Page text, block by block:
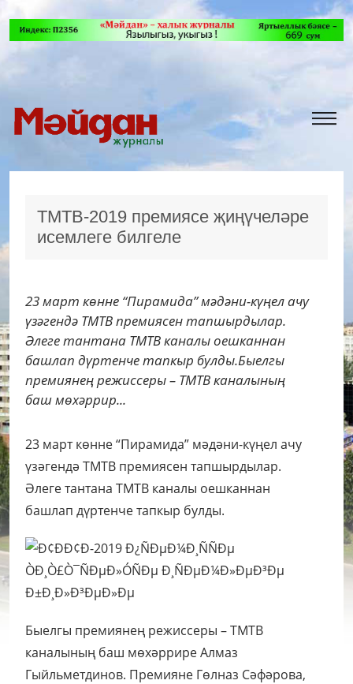
ТМТВ-2019 премиясе җиңүчеләре
исемлеге билгеле
23 март көнне “Пирамида” мәдәни-күңел ачу
үзәгендә ТМТВ премиясен тапшырдылар.
Әлеге тантана ТМТВ каналы оешканнан
башлап дүртенче тапкыр булды.Быелгы
премиянең режиссеры – ТМТВ каналының
баш мөхәррир...
23 март көнне “Пирамида” мәдәни-күңел ачу
үзәгендә ТМТВ премиясен тапшырдылар.
Әлеге тантана ТМТВ каналы оешканнан
башлап дүртенче тапкыр булды.
Быелгы премиянең режиссеры – ТМТВ
каналының баш мөхәррире Алмаз
Гыйльметдинов. Премияне Гөлназ Сәфәрова,